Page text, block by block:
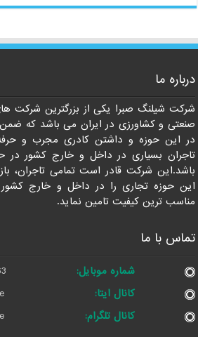
درباره ما
شرکت شیلنگ صبرا یکی از بزرگترین شرکت
صنعتی و کشاورزی در ایران می باشد که
در این حوزه و داشتن کادری مجرب و حرفه
تاجران بسیاری در داخل و خارج کشور در
باشد.این شرکت قادر است تمامی تاجران،
این حوزه تجاری را در داخل و خارج
مناسب ترین کیفیت تامین نماید.
تماس با ما
شماره موبایل:
کانال ایتا:
کانال تلگرام: